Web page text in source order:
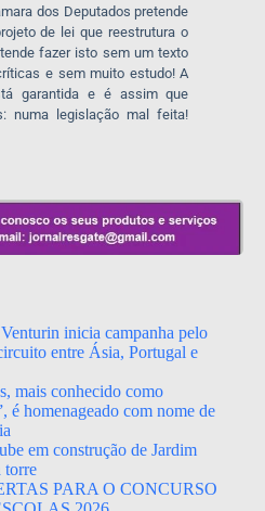
dos Deputados pretende
de lei que reestrutura o
fazer isto sem um texto
e sem muito estudo! A
garantida e é assim que
numa legislação mal feita!
inicia campanha pelo
entre Ásia, Portugal e
mais conhecido como
é homenageado com nome de
em construção de Jardim
torre
PARA O CONCURSO